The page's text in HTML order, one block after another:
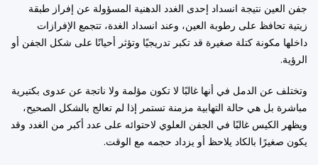
جفن العين نتيجة انسداد إحدى الغدد الدهنية المسؤولة عن إفراز طبقة
زيتية تحافظ على رطوبة العين، وعند انسداد الغدة، تتجمع الإفرازات
داخلها مكونة كتلة صغيرة قد تكبر تدريجيًا وتؤثر أحيانًا على شكل الجفن أو
الرؤية.
وتختلف عن الدمل في أنها غالبًا لا تكون مؤلمة ولا ناتجة عن عدوى بكتيرية
مباشرة بل هي حالة التهابية مزمنة تستمر إذا لم تعالج بالشكل الصحيح،
ويظهر الكيس غالبًا في الجفن العلوي لاحتوائه على عدد أكبر من الغدد وقد
يكون صغيرًا بالكاد يلاحظ أو يزداد حجمه مع الوقت.